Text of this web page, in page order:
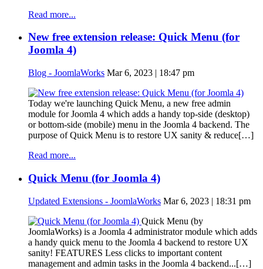
Read more...
New free extension release: Quick Menu (for
Joomla 4)
Blog - JoomlaWorks Mar 6, 2023 | 18:47 pm
Today we're launching Quick Menu, a new free admin
module for Joomla 4 which adds a handy top-side (desktop)
or bottom-side (mobile) menu in the Joomla 4 backend. The
purpose of Quick Menu is to restore UX sanity & reduce[…]
Read more...
Quick Menu (for Joomla 4)
Updated Extensions - JoomlaWorks Mar 6, 2023 | 18:31 pm
Quick Menu (by
JoomlaWorks) is a Joomla 4 administrator module which adds
a handy quick menu to the Joomla 4 backend to restore UX
sanity! FEATURES Less clicks to important content
management and admin tasks in the Joomla 4 backend...[…]